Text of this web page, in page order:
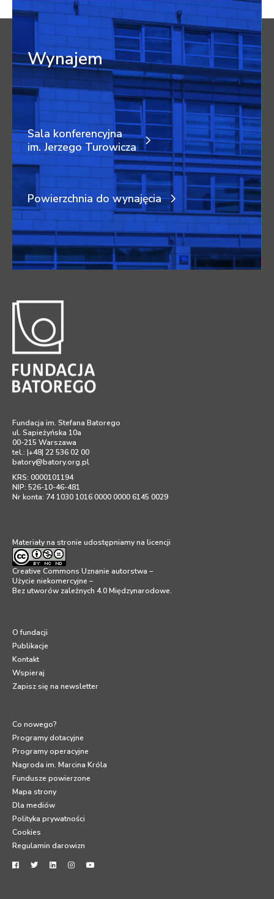
Fundacja im. Stefana Batorego
ul. Sapieżyńska 10a
00-215 Warszawa
tel.: |+48| 22 536 02 00
batory@batory.org.pl
KRS: 0000101194
NIP: 526-10-46-481
Nr konta: 74 1030 1016 0000 0000 6145 0029
Materiały na stronie udostępniamy na licencji
Creative Commons Uznanie autorstwa –
Użycie niekomercyjne –
Bez utworów zależnych 4.0 Międzynarodowe.
O fundacji
Publikacje
Kontakt
Wspieraj
Zapisz się na newsletter
Co nowego?
Programy dotacyjne
Programy operacyjne
Nagroda im. Marcina Króla
Fundusze powierzone
Mapa strony
Dla mediów
Polityka prywatności
Cookies
Regulamin darowizn
Wynajem
Sala konferencyjna
im. Jerzego Turowicza
Powierzchnia do wynajęcia